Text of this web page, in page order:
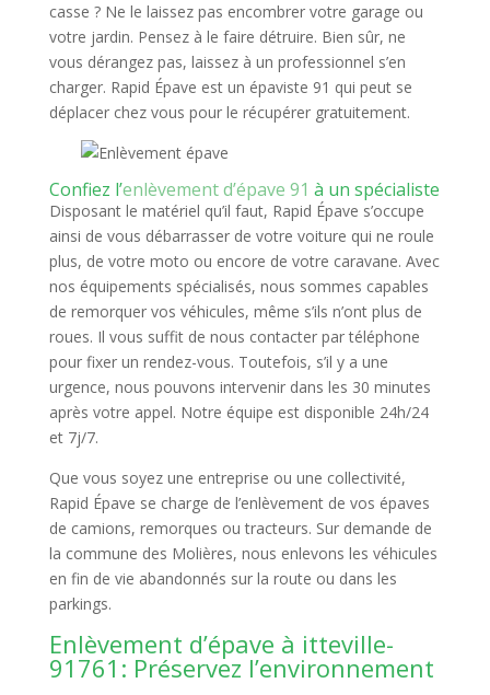
casse ? Ne le laissez pas encombrer votre garage ou
votre jardin. Pensez à le faire détruire. Bien sûr, ne
vous dérangez pas, laissez à un professionnel s’en
charger. Rapid Épave est un épaviste 91 qui peut se
déplacer chez vous pour le récupérer gratuitement.
Confiez l’enlèvement d’épave 91 à un spécialiste
Disposant le matériel qu’il faut, Rapid Épave s’occupe
ainsi de vous débarrasser de votre voiture qui ne roule
plus, de votre moto ou encore de votre caravane. Avec
nos équipements spécialisés, nous sommes capables
de remorquer vos véhicules, même s’ils n’ont plus de
roues. Il vous suffit de nous contacter par téléphone
pour fixer un rendez-vous. Toutefois, s’il y a une
urgence, nous pouvons intervenir dans les 30 minutes
après votre appel. Notre équipe est disponible 24h/24
et 7j/7.
Que vous soyez une entreprise ou une collectivité,
Rapid Épave se charge de l’enlèvement de vos épaves
de camions, remorques ou tracteurs. Sur demande de
la commune des Molières, nous enlevons les véhicules
en fin de vie abandonnés sur la route ou dans les
parkings.
Enlèvement d’épave à itteville-
91761: Préservez l’environnement